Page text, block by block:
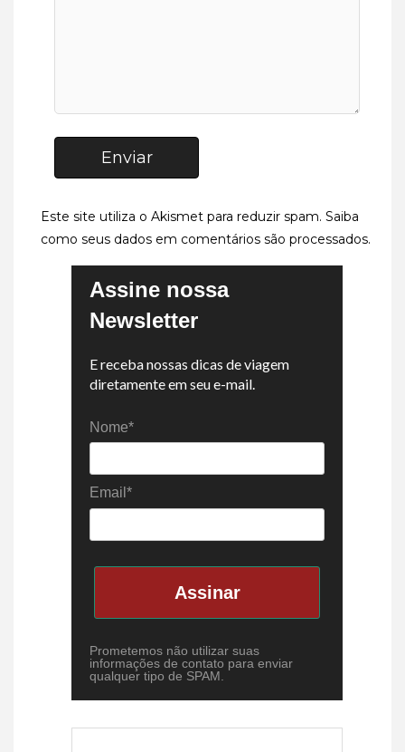
Enviar
Este site utiliza o Akismet para reduzir spam. Saiba
como seus dados em comentários são processados.
Assine nossa
Newsletter
E receba nossas dicas de viagem
diretamente em seu e-mail.
Nome*
Email*
Assinar
Prometemos não utilizar suas
informações de contato para enviar
qualquer tipo de SPAM.